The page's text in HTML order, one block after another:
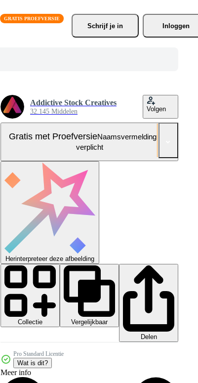
Schrijf je in Inloggen
Addictive Stock Creatives
32.145 Middelen Volgen
Gratis met ProefversieNaamsvermelding niet
verplicht
Herinterpreteer deze afbeelding
Collectie
Vergelijkbaar
Delen
Pro Standard Licentie
Wat is dit?
Meer info